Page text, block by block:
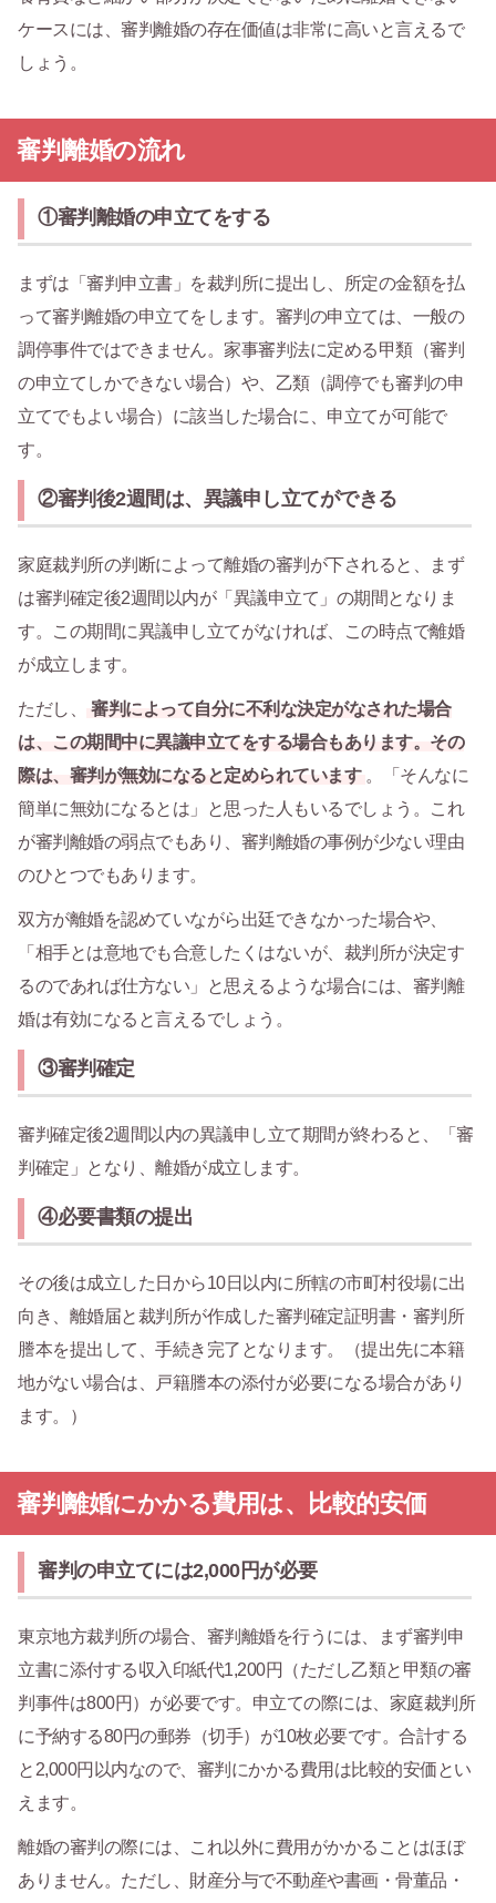
ケースには、審判離婚の存在価値は非常に高いと言えるで
しょう。
審判離婚の流れ
①審判離婚の申立てをする
まずは「審判申立書」を裁判所に提出し、所定の金額を払
って審判離婚の申立てをします。審判の申立ては、一般の
調停事件ではできません。家事審判法に定める甲類（審判
の申立てしかできない場合）や、乙類（調停でも審判の申
立てでもよい場合）に該当した場合に、申立てが可能で
す。
②審判後2週間は、異議申し立てができる
家庭裁判所の判断によって離婚の審判が下されると、まず
は審判確定後2週間以内が「異議申立て」の期間となりま
す。この期間に異議申し立てがなければ、この時点で離婚
が成立します。
ただし、
審判によって自分に不利な決定がなされた場合
は、この期間中に異議申立てをする場合もあります。その
際は、審判が無効になると定められています 。「そんなに
簡単に無効になるとは」と思った人もいるでしょう。これ
が審判離婚の弱点でもあり、審判離婚の事例が少ない理由
のひとつでもあります。
双方が離婚を認めていながら出廷できなかった場合や、
「相手とは意地でも合意したくはないが、裁判所が決定す
るのであれば仕方ない」と思えるような場合には、審判離
婚は有効になると言えるでしょう。
③審判確定
審判確定後2週間以内の異議申し立て期間が終わると、「審
判確定」となり、離婚が成立します。
④必要書類の提出
その後は成立した日から10日以内に所轄の市町村役場に出
向き、離婚届と裁判所が作成した審判確定証明書・審判所
謄本を提出して、手続き完了となります。（提出先に本籍
地がない場合は、戸籍謄本の添付が必要になる場合があり
ます。）
審判離婚にかかる費用は、比較的安価
審判の申立てには2,000円が必要
東京地方裁判所の場合、審判離婚を行うには、まず審判申
立書に添付する収入印紙代1,200円（ただし乙類と甲類の審
判事件は800円）が必要です。申立ての際には、家庭裁判所
に予納する80円の郵券（切手）が10枚必要です。合計する
と2,000円以内なので、審判にかかる費用は比較的安価とい
えます。
離婚の審判の際には、これ以外に費用がかかることはほぼ
ありません。ただし、財産分与で不動産や書画・骨董品・